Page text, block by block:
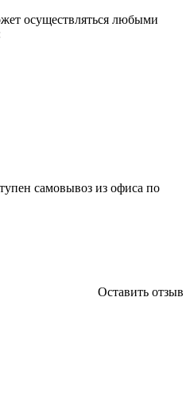
осуществляться любыми
самовывоз из офиса по
Оставить отзыв